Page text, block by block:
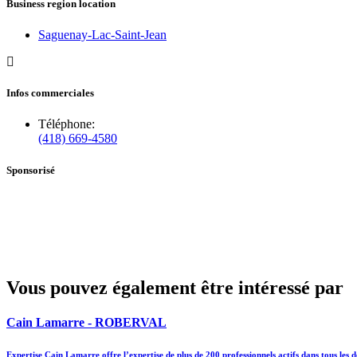
Business region location
Saguenay-Lac-Saint-Jean
Infos commerciales
Téléphone:
(418) 669-4580
Sponsorisé
Vous pouvez également être intéressé par
Cain Lamarre - ROBERVAL
Expertise Cain Lamarre offre l’expertise de plus de 200 professionnels actifs dans tous les